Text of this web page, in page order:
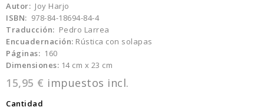
Autor: Joy Harjo
ISBN: 978-84-18694-84-4
Traducción: Pedro Larrea
Encuadernación: Rústica con solapas
Páginas: 160
Dimensiones: 14 cm x 23 cm
15,95 € impuestos incl.
Cantidad